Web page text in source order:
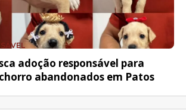
adoção responsável para
abandonados em Patos